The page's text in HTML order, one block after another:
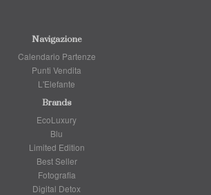
Navigazione
Calendario Partenze
Punti Vendita
L'Elefante
Brands
EcoLuxury
Blu
Limited Edition
Best Seller
Fotografia
Digital Detox